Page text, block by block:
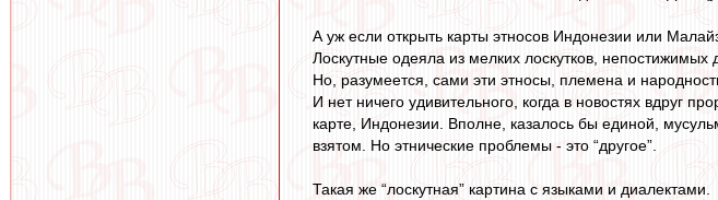
А уж если открыть карты этносов Индонезии или
Лоскутные одеяла из мелких лоскутков, непостижимых
Но, разумеется, сами эти этносы, племена и
И нет ничего удивительного, когда в новостях вдруг
карте, Индонезии. Вполне, казалось бы единой,
взятом. Но этнические проблемы - это “другое”.
Такая же “лоскутная” картина с языками и диалектами.